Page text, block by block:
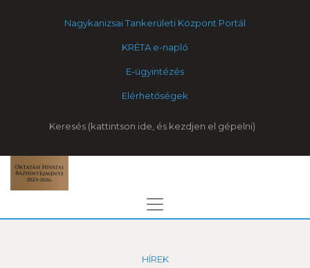
Nagykanizsai Tankerületi Központ Portál
KRÉTA e-napló
E-ügyintézés
Elérhetőségek
Keresés
HÍREK